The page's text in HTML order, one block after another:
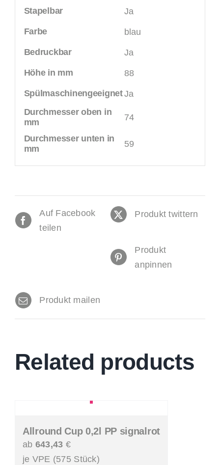
Stapelbar Ja
Farbe blau
Bedruckbar Ja
Höhe in mm 88
SpülmaschinengeeignetJa
Durchmesser oben in
mm
74
Durchmesser unten in
mm
59
Auf Facebook
teilen
Produkt twittern
Produkt
anpinnen
Produkt mailen
Related products
Allround Cup 0,2l PP signalrot
ab 643,43 €
je VPE (575 Stück)